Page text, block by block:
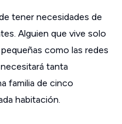
tener necesidades de
Alguien que vive solo
como las redes
tanta
familia de cinco
habitación.